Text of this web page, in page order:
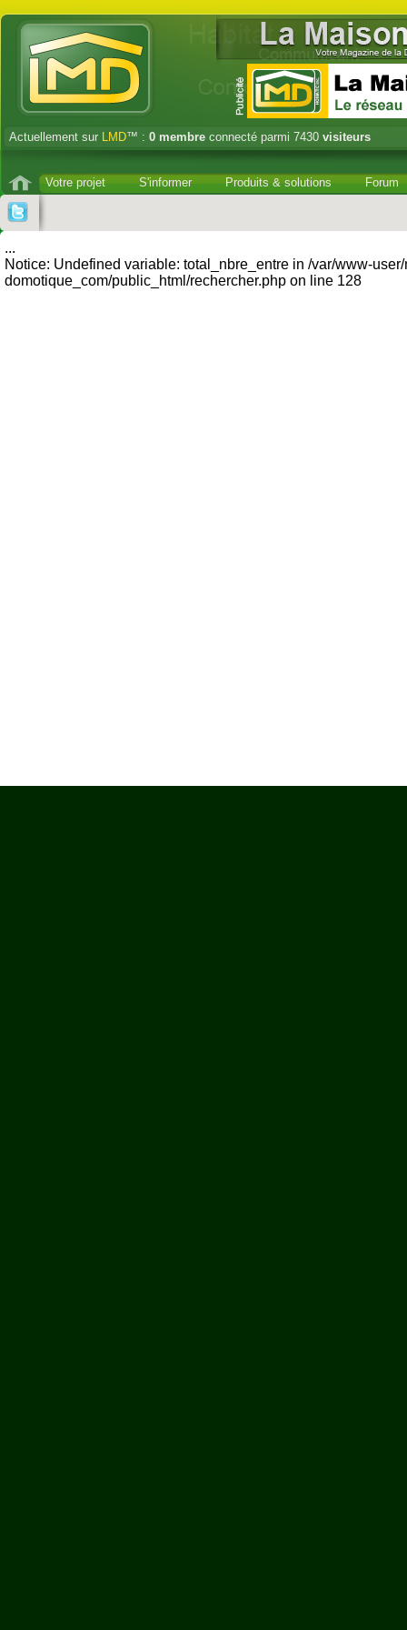
Actuellement sur LMD™ : 0 membre connecté parmi 7430 visiteurs
Votre projet S'informer Produits & solutions Forum
...
Notice: Undefined variable: total_nbre_entre in /var/www-
domotique_com/public_html/rechercher.php on line 128